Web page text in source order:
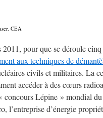
CEA
pour que se déroule cinq
aux techniques de
civils et militaires. La
accéder à des cœurs
Lépine » mondial
l’entreprise d’énergie